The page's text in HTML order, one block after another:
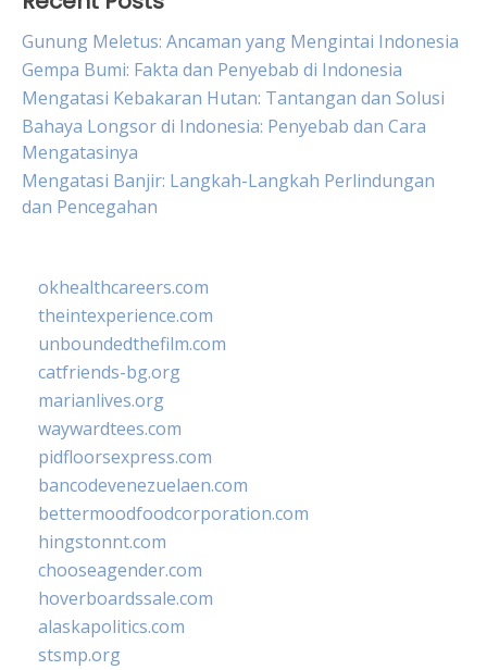
Gunung Meletus: Ancaman yang Mengintai Indonesia
Gempa Bumi: Fakta dan Penyebab di Indonesia
Mengatasi Kebakaran Hutan: Tantangan dan Solusi
Bahaya Longsor di Indonesia: Penyebab dan Cara
Mengatasinya
Mengatasi Banjir: Langkah-Langkah Perlindungan
dan Pencegahan
okhealthcareers.com
theintexperience.com
unboundedthefilm.com
catfriends-bg.org
marianlives.org
waywardtees.com
pidfloorsexpress.com
bancodevenezuelaen.com
bettermoodfoodcorporation.com
hingstonnt.com
chooseagender.com
hoverboardssale.com
alaskapolitics.com
stsmp.org